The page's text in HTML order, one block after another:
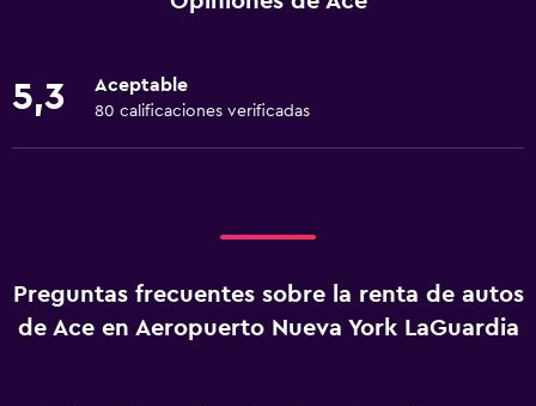
5,3 Aceptable
80 calificaciones verificadas
Preguntas frecuentes sobre la renta de autos
de Ace en Aeropuerto Nueva York LaGuardia